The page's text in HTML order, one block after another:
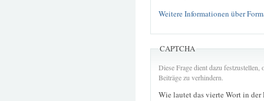
Weitere Informationen über
CAPTCHA
Diese Frage dient dazu
Beiträge zu verhindern.
Wie lautet das vierte Wort in der